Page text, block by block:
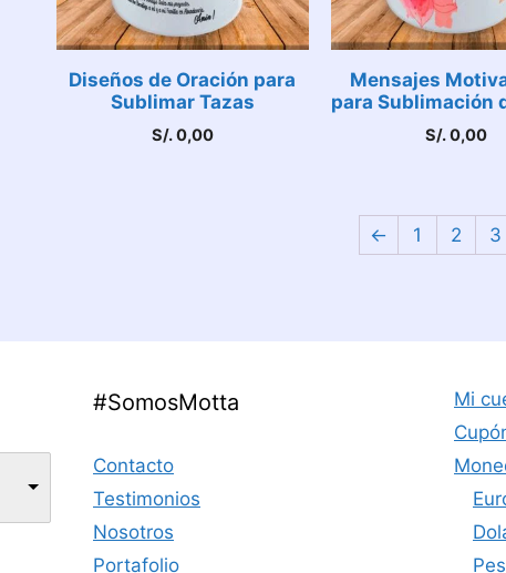
Diseños de Oración para
Sublimar Tazas
S/.0,00
Mensajes
para Sublimación
S/.0,00
← 1 2 3
#SomosMotta
Contacto
Testimonios
Nosotros
Portafolio
Mi